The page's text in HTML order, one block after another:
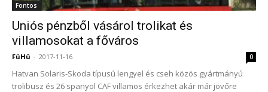
Fontos
Uniós pénzből vásárol trolikat és
villamosokat a főváros
FüHü - 2017-11-16 0
Hatvan Solaris-Skoda típusú lengyel és cseh közös gyártmányú
trolibusz és 26 spanyol CAF villamos érkezhet akár már jövőre